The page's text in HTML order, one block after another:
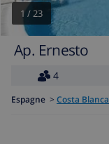
1/23
Ap. Ernesto
4
Espagne > Costa Blanca